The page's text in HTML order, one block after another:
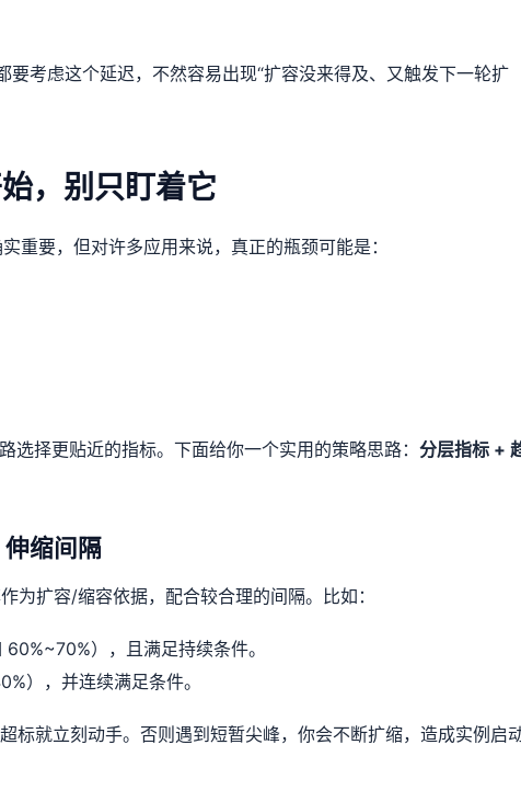
要考虑这个延迟，不然容易出现“扩容没来得及、又触发下一轮扩
，别只盯着它
重要，但对许多应用来说，真正的瓶颈可能是：
择更贴近的指标。下面给你一个实用的策略思路： 分层指标 +
伸缩间隔
为扩容/缩容依据，配合较合理的间隔。比如：
），且满足持续条件。
），并连续满足条件。
标就立刻动手。否则遇到短暂尖峰，你会不断扩缩，造成实例启